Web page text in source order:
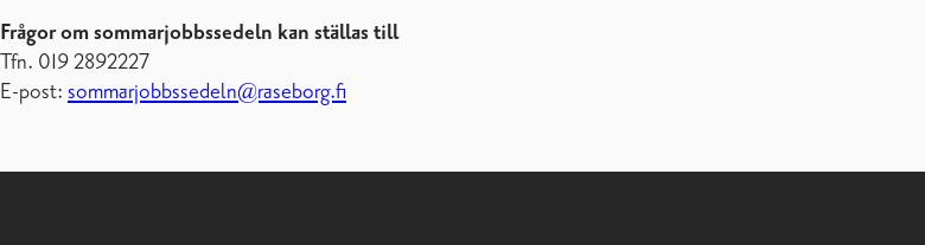
Frågor om sommarjobbssedeln kan ställas till
Tfn. 019 2892227
E-post: sommarjobbssedeln@raseborg.fi